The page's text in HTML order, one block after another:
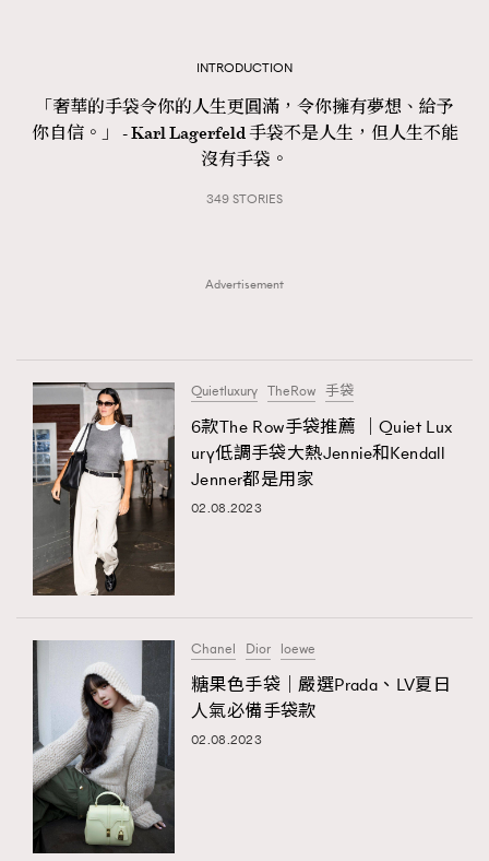
AFrenchMind
DressLikeAParisienne 1
EmpowerF 103
FashionWeek
FigaroAesthetic
FigaroBeauty
FigaroDigitalCover 17
FigaroExhibition 12
FigaroExpert 1
FigaroFrancais
FigaroHub
FigaroIcon 68
FigaroInsight 156
FigaroIssue 271
FigaroJewellery
FigaroMasterclass
#FigaroExhibition 群星力撐MF X Leung Mo《See
You In My Dream》展覽
#FigaroExhibition Wyman 揭曉 Figaro Exhibition
第二站！
法國五月French May專訪四位香港文藝代表
INTRODUCTION
「奢華的手袋令你的人生更圓滿，令你擁有夢想、給予
你自信。」 - Karl Lagerfeld 手袋不是人生，但人生不能
沒有手袋。
349 STORIES
Advertisement
Quietluxury TheRow 手袋
6款The Row手袋推薦 ｜Quiet Lux
ury低調手袋大熱Jennie和Kendall
Jenner都是用家
02.08.2023
Chanel Dior loewe
糖果色手袋｜嚴選Prada、LV夏日
人氣必備手袋款
02.08.2023